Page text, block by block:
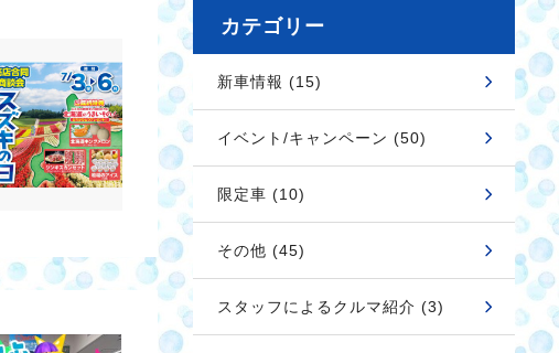
カテゴリー
新車情報 (15)
イベント/キャンペーン (50)
限定車 (10)
その他 (45)
スタッフによるクルマ紹介 (3)